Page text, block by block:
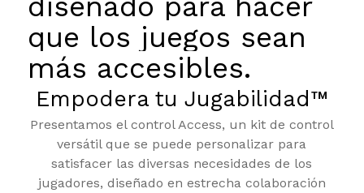
que los juegos sean
más accesibles.
Empodera tu Jugabilidad™
Presentamos el control Access, un kit de control
versátil que se puede personalizar para
satisfacer las diversas necesidades de los
jugadores, diseñado en estrecha colaboración